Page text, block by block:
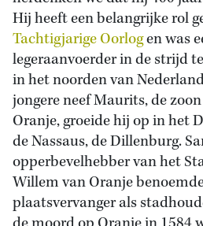
Hij heeft een belangrijke rol
Tachtigjarige Oorlogen was
legeraanvoerder in de strijd
in het noorden van
jongere neef Maurits, de
Oranje, groeide hij op in het
de Nassaus, de Dillenburg.
opperbevelhebber van het
Willem van Oranje
plaatsvervanger als